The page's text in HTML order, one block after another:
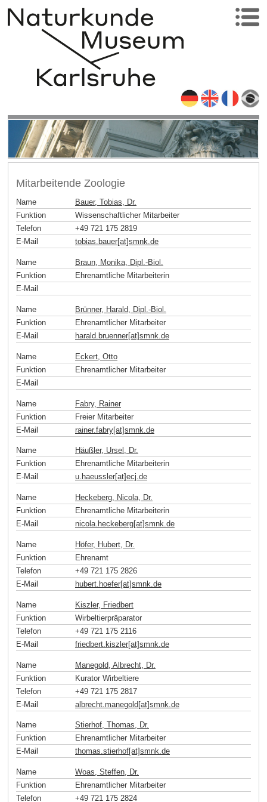
Mitarbeitende Zoologie
Name
Bauer, Tobias, Dr.
Funktion
Wissenschaftlicher Mitarbeiter
Telefon
+49 721 175 2819
E-Mail
tobias.bauer[at]smnk.de
Name
Braun, Monika, Dipl.-Biol.
Funktion
Ehrenamtliche Mitarbeiterin
E-Mail
Name
Brünner, Harald, Dipl.-Biol.
Funktion
Ehrenamtlicher Mitarbeiter
E-Mail
harald.bruenner[at]smnk.de
Name
Eckert, Otto
Funktion
Ehrenamtlicher Mitarbeiter
E-Mail
Name
Fabry, Rainer
Funktion
Freier Mitarbeiter
E-Mail
rainer.fabry[at]smnk de
Name
Häußler, Ursel, Dr.
Funktion
Ehrenamtliche Mitarbeiterin
E-Mail
u.haeussler[at]ecj.de
Name
Heckeberg, Nicola, Dr.
Funktion
Ehrenamtliche Mitarbeiterin
E-Mail
nicola.heckeberg[at]smnk.de
Name
Höfer, Hubert, Dr.
Funktion
Ehrenamt
Telefon
+49 721 175 2826
E-Mail
hubert.hoefer[at]smnk.de
Name
Kiszler, Friedbert
Funktion
Wirbeltierpräparator
Telefon
+49 721 175 2116
E-Mail
friedbert.kiszler[at]smnk de
Name
Manegold, Albrecht, Dr.
Funktion
Kurator Wirbeltiere
Telefon
+49 721 175 2817
E-Mail
albrecht.manegold[at]smnk de
Name
Stierhof, Thomas, Dr.
Funktion
Ehrenamtlicher Mitarbeiter
E-Mail
thomas.stierhof[at]smnk.de
Name
Woas, Steffen, Dr.
Funktion
Ehrenamtlicher Mitarbeiter
Telefon
+49 721 175 2824